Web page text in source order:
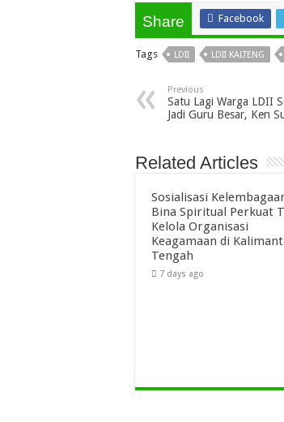
Share Facebook
Tags LDII LDII KALTENG
Previous
Satu Lagi Warga LDII
Jadi Guru Besar, Ken
Related Articles
Sosialisasi
Bina Spiritual Perkuat
Kelola Organisasi
Keagamaan di
Tengah
7 days ago